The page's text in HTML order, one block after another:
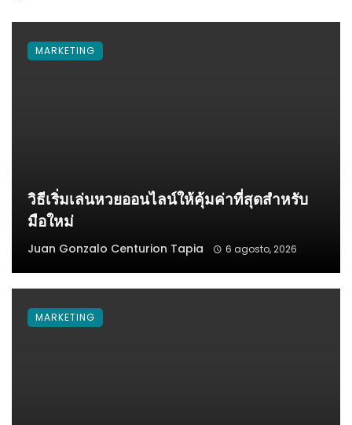
วิธีเริ่มเล่นหวยออนไลน์ให้คุ้มค่าที่สุดสำหรับ
มือใหม่
Juan Gonzalo Centurion Tapia 6 agosto, 2026
MARKETING
MARKETING